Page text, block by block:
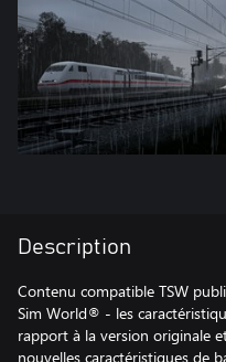
Description
Contenu compatible TSW
Sim World® - les
rapport à la version originale
nouvelles caractéristiques de